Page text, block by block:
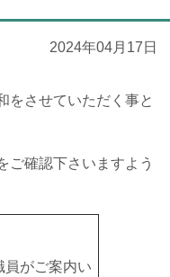
2024年04月17日
をさせていただく事と
ご確認下さいますよう
がご案内い